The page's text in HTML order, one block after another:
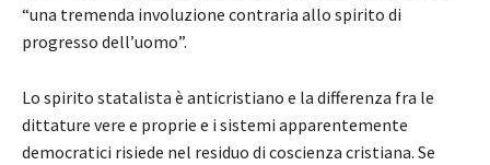
“una tremenda involuzione contraria allo spirito di
progresso dell’uomo”.
Lo spirito statalista è anticristiano e la differenza fra le
dittature vere e proprie e i sistemi apparentemente
democratici risiede nel residuo di coscienza cristiana. Se